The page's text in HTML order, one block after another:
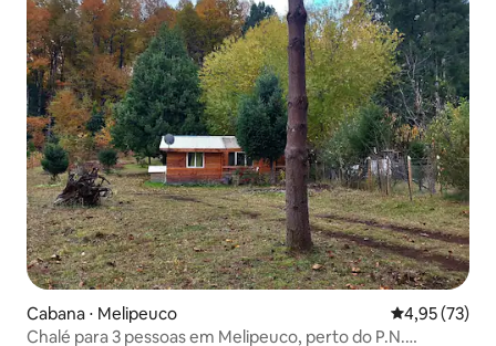
Cabana ⋅ Melipeuco 4,95 de uma
4,95 (73)
Chalé para 3 pessoas em Melipeuco, perto do P.N.